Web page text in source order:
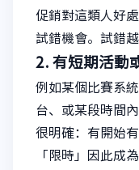
促銷對這類人好
試錯機會。試錯
2. 有短期活動
例如某個比賽系
台、或某段時間
很明確：有開始有
「限時」因此成